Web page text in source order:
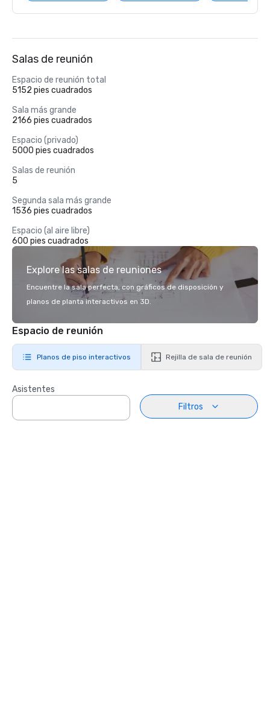
Salas de reunión
Espacio de reunión total
5152 pies cuadrados
Sala más grande
2166 pies cuadrados
Espacio (privado)
5000 pies cuadrados
Salas de reunión
5
Segunda sala más grande
1536 pies cuadrados
Espacio (al aire libre)
600 pies cuadrados
Explore las salas de reuniones
Encuentre la sala perfecta, con gráficos de disposición y
planos de planta interactivos en 3D.
Espacio de reunión
Planos de piso interactivos Rejilla de sala de reunión
Asistentes
Filtros